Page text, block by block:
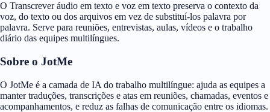
O Transcrever áudio em texto e voz em texto preserva o contexto da
voz, do texto ou dos arquivos em vez de substituí-los palavra por
palavra. Serve para reuniões, entrevistas, aulas, vídeos e o trabalho
diário das equipes multilíngues.
Sobre o JotMe
O JotMe é a camada de IA do trabalho multilíngue: ajuda as equipes a
manter traduções, transcrições e atas em reuniões, chamadas, eventos e
acompanhamentos, e reduz as falhas de comunicação entre os idiomas.